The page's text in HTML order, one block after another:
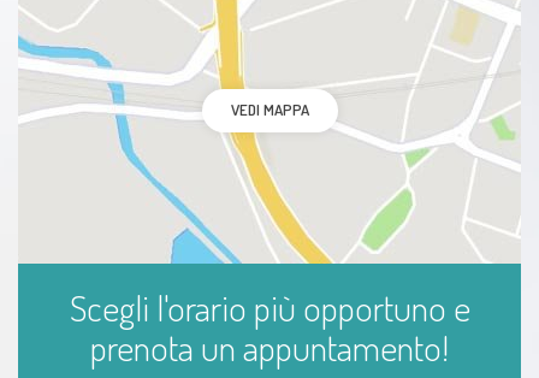
VEDI MAPPA
Scegli l'orario più opportuno e
prenota un appuntamento!